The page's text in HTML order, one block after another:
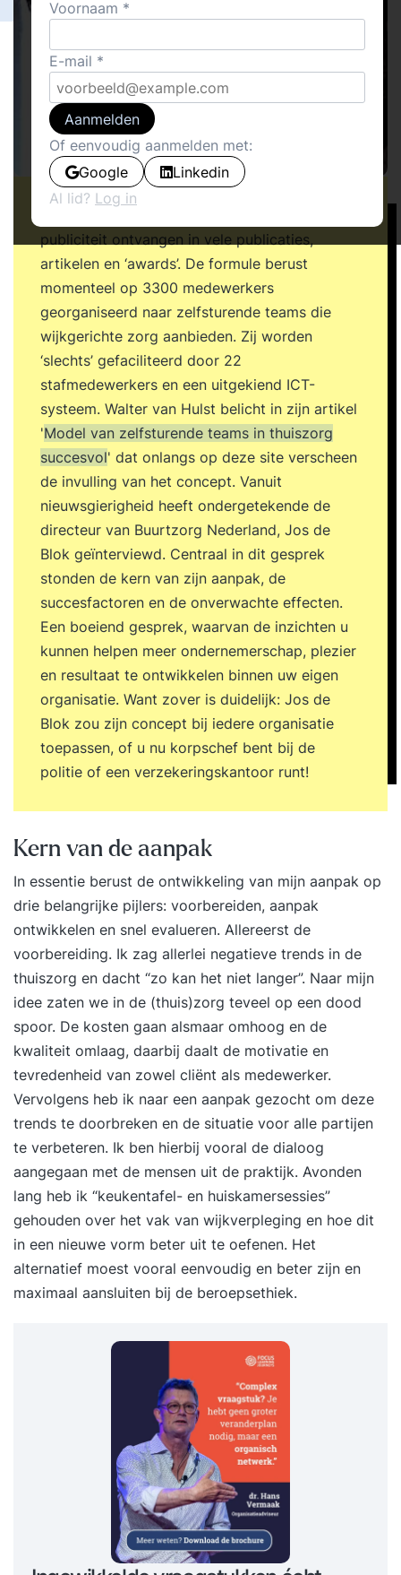
publiciteit ontvangen in vele publicaties,
artikelen en ‘awards’. De formule berust
momenteel op 3300 medewerkers
georganiseerd naar zelfsturende teams die
wijkgerichte zorg aanbieden. Zij worden
‘slechts’ gefaciliteerd door 22
stafmedewerkers en een uitgekiend ICT-
systeem. Walter van Hulst belicht in zijn artikel
'Model van zelfsturende teams in thuiszorg
succesvol' dat onlangs op deze site verscheen
de invulling van het concept. Vanuit
nieuwsgierigheid heeft ondergetekende de
directeur van Buurtzorg Nederland, Jos de
Blok geïnterviewd. Centraal in dit gesprek
stonden de kern van zijn aanpak, de
succesfactoren en de onverwachte effecten.
Een boeiend gesprek, waarvan de inzichten u
kunnen helpen meer ondernemerschap, plezier
en resultaat te ontwikkelen binnen uw eigen
organisatie. Want zover is duidelijk: Jos de
Blok zou zijn concept bij iedere organisatie
toepassen, of u nu korpschef bent bij de
politie of een verzekeringskantoor runt!
Kern van de aanpak
In essentie berust de ontwikkeling van mijn aanpak op
drie belangrijke pijlers: voorbereiden, aanpak
ontwikkelen en snel evalueren. Allereerst de
voorbereiding. Ik zag allerlei negatieve trends in de
thuiszorg en dacht “zo kan het niet langer”. Naar mijn
idee zaten we in de (thuis)zorg teveel op een dood
spoor. De kosten gaan alsmaar omhoog en de
kwaliteit omlaag, daarbij daalt de motivatie en
tevredenheid van zowel cliënt als medewerker.
Vervolgens heb ik naar een aanpak gezocht om deze
trends te doorbreken en de situatie voor alle partijen
te verbeteren. Ik ben hierbij vooral de dialoog
aangegaan met de mensen uit de praktijk. Avonden
lang heb ik “keukentafel- en huiskamersessies”
gehouden over het vak van wijkverpleging en hoe dit
in een nieuwe vorm beter uit te oefenen. Het
alternatief moest vooral eenvoudig en beter zijn en
maximaal aansluiten bij de beroepsethiek.
Voornaam
E-mail
Aanmelden
Of eenvoudig aanmelden met:
Google
Linkedin
Al lid? Log in